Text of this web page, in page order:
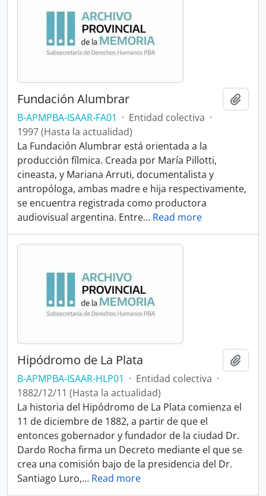
Fundación Alumbrar
B-APMPBA-ISAAR-FA01 · Entidad colectiva ·
1997 (Hasta la actualidad)
La Fundación Alumbrar está orientada a la
producción fílmica. Creada por María Pillotti,
cineasta, y Mariana Arruti, documentalista y
antropóloga, ambas madre e hija respectivamente,
se encuentra registrada como productora
audiovisual argentina. Entre… Read more
Hipódromo de La Plata
B-APMPBA-ISAAR-HLP01 · Entidad colectiva ·
1882/12/11 (Hasta la actualidad)
La historia del Hipódromo de La Plata comienza el
11 de diciembre de 1882, a partir de que el
entonces gobernador y fundador de la ciudad Dr.
Dardo Rocha firma un Decreto mediante el que se
crea una comisión bajo de la presidencia del Dr.
Santiago Luro,… Read more